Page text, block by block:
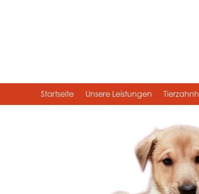
Startseite Unsere Leistungen